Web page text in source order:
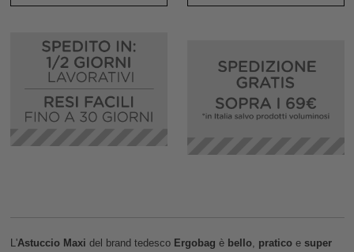
L'Astuccio Maxi del brand tedesco Ergobag è bello, praticoe super